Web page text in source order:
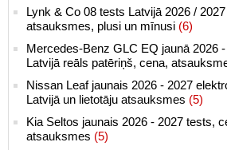
Lynk & Co 08 tests Latvijā 2026 /
atsauksmes, plusi un mīnusi (6)
Mercedes-Benz GLC EQ jaunā 2026
Latvijā reāls patēriņš, cena,
Nissan Leaf jaunais 2026 - 2027
Latvijā un lietotāju atsauksmes (5)
Kia Seltos jaunais 2026 - 2027 tests,
atsauksmes (5)